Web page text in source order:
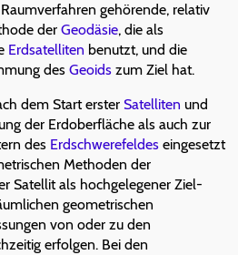
gehörende, relativ
der Geodäsie, die als
Erdsatelliten benutzt, und die
des Geoids zum Ziel hat.
dem Start erster Satelliten und
der Erdoberfläche als auch zur
des Erdschwerefeldes eingesetzt
Methoden der
Satellit als hochgelegener Ziel-
geometrischen
von oder zu den
erfolgen. Bei den